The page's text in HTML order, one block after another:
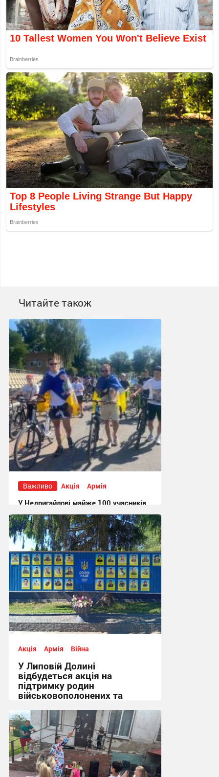
Читайте також
Важливо Акція Армія
У Недригайлові майже 100 учасників
долучилися до велопробігу на
підтримку полонених і безвісти
зниклих захисників
11:42, 27.07.2026
Акція Армія Війна
У Липовій Долині
відбудеться акція на
підтримку родин
військовополонених та
11:04, 25.06.2026